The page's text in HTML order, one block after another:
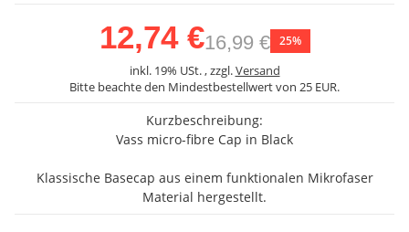
12,74 €16,99 € 25%
inkl. 19% USt. , zzgl.Versand
Bitte beachte den Mindestbestellwert von 25 EUR.
Kurzbeschreibung:
Vass micro-fibre Cap in Black
Klassische Basecap aus einem funktionalen Mikrofaser
Material hergestellt.